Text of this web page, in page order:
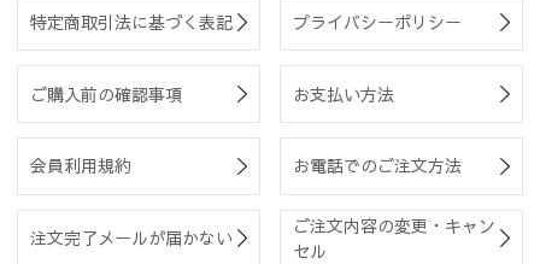
特定商取引法に基づく表記 プライバシーポリシー
ご購入前の確認事項 お支払い方法
会員利用規約 お電話でのご注文方法
注文完了メールが届かない
ご注文内容の変更・キャン
セル